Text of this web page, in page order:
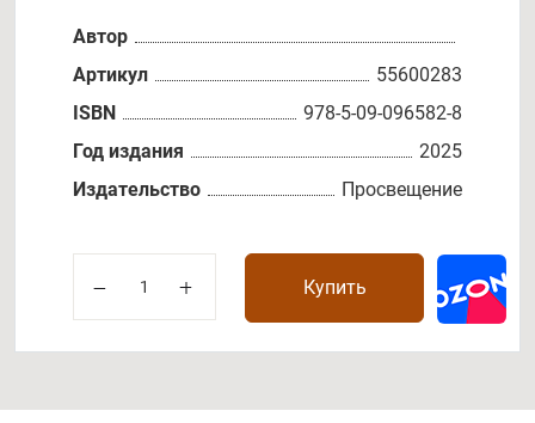
Автор
Артикул
55600283
ISBN
978-5-09-096582-8
Год издания
2025
Издательство
Просвещение
Купить